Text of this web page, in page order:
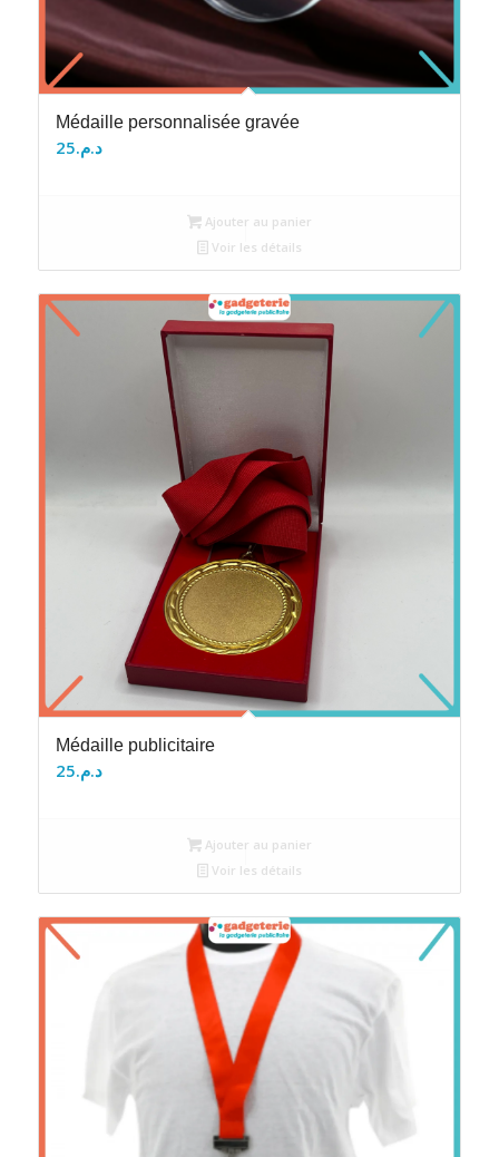
Médaille personnalisée gravée
د.م.25
Ajouter au panier
Voir les détails
Médaille publicitaire
د.م.25
Ajouter au panier
Voir les détails